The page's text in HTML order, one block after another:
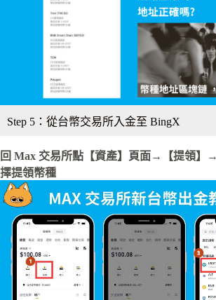
Step 5：從台幣交易所入金至 BingX
回 Max 交易所點【資產】頁面→【提領
擇提領幣種